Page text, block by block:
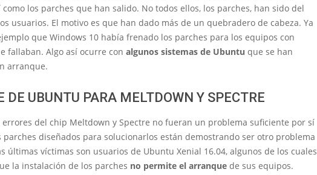
como los parches que han salido. No todos ellos, los parches, han sido del
usuarios. El motivo es que han dado más de un quebradero de cabeza. Ya
que Windows 10 había frenado los parches para los equipos con
fallaban. Algo así ocurre con algunos sistemas de Ubuntu que se han
arranque.
DE UBUNTU PARA MELTDOWN Y SPECTRE
errores del chip Meltdown y Spectre no fueran un problema suficiente por sí
parches diseñados para solucionarlos están demostrando ser otro problema
últimas víctimas son usuarios de Ubuntu Xenial 16.04, algunos de los cuales
la instalación de los parches no permite el arranque de sus equipos.